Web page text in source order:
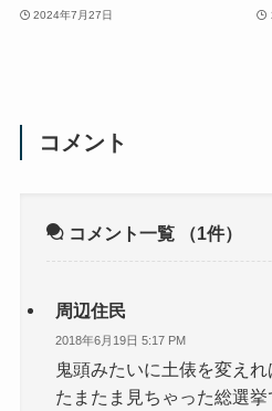
2024年7月27日
コメント
コメント一覧 （1件）
周辺住民
2018年6月19日 5:17 PM
鬼頭みたいに土俵を変えれ
たまたま見ちゃった総選